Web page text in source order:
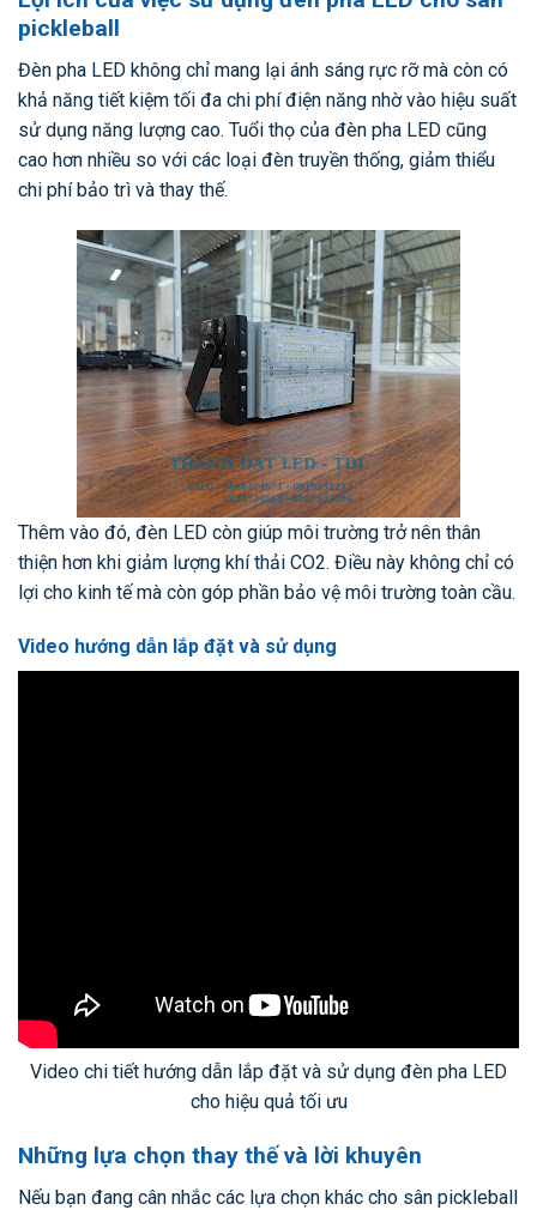
pickleball
Đèn pha LED không chỉ mang lại ánh sáng rực rỡ mà còn có
khả năng tiết kiệm tối đa chi phí điện năng nhờ vào hiệu suất
sử dụng năng lượng cao. Tuổi thọ của đèn pha LED cũng
cao hơn nhiều so với các loại đèn truyền thống, giảm thiểu
chi phí bảo trì và thay thế.
Thêm vào đó, đèn LED còn giúp môi trường trở nên thân
thiện hơn khi giảm lượng khí thải CO2. Điều này không chỉ có
lợi cho kinh tế mà còn góp phần bảo vệ môi trường toàn cầu.
Video hướng dẫn lắp đặt và sử dụng
Video chi tiết hướng dẫn lắp đặt và sử dụng đèn pha LED
cho hiệu quả tối ưu
Những lựa chọn thay thế và lời khuyên
Nếu bạn đang cân nhắc các lựa chọn khác cho sân pickleball